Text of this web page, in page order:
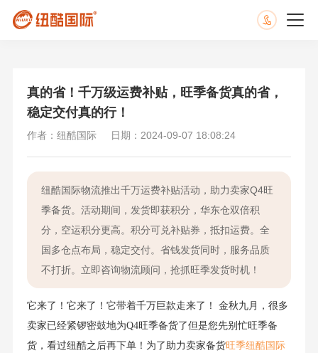
真的省！千万级运费补贴，旺季备货真的省，
稳定交付真的行！
作者：纽酷国际 日期：2024-09-07 18:08:24
纽酷国际物流推出千万运费补贴活动，助力卖家Q4旺
季备货。活动期间，发货即获积分，华东仓双倍积
分，空运积分更高。积分可兑补贴券，抵扣运费。全
国多仓点布局，稳定交付。省钱发货同时，服务品质
不打折。立即咨询物流顾问，抢抓旺季发货时机！
它来了！它来了！它带着千万巨款走来了！ 金秋九月，很多
卖家已经紧锣密鼓地为Q4旺季备货了但是您先别忙旺季备
货，看过纽酷之后再下单！为了助力卖家备货旺季纽酷国际